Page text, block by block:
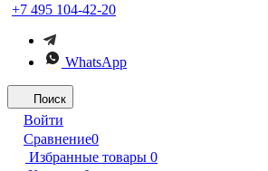
+7 495 104-42-20
WhatsApp
Поиск
Войти
Сравнение0
Избранные товары 0